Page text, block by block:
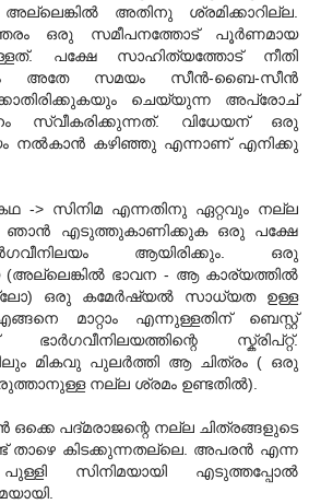
അതിനു ശ്രമിക്കാറില്ല.
ഒരു സമീപനത്തോട് പൂര്‍ണമായ
പക്ഷേ സാഹിത്യത്തോട് നീതി
അതേ സമയം സീന്‍-ബൈ-സീന്‍
ചെയ്യുന്ന അപ്രോച്
സ്വീകരിക്കുന്നത്. വിധേയന് ഒരു
നല്‍കാന്‍ കഴിഞ്ഞു എന്നാണ് എനിക്കു
-> സിനിമ എന്നതിനു ഏറ്റവും നല്ല
ഞാന്‍ എടുത്തുകാണിക്കുക ഒരു പക്ഷേ
ഭാര്‍ഗവീനിലയം ആയിരിക്കും. ഒരു
ഭാവന - ആ കാര്യത്തില്‍
ഒരു കമേര്‍ഷ്യല്‍ സാധ്യത ഉള്ള
മാറ്റാം എന്നുള്ളതിന് ബെസ്റ്റ്
സ്ക്രിപ്റ്റ്.
മികവു പുലര്‍ത്തി ആ ചിത്രം ( ഒരു
നല്ല ശ്രമം ഉണ്ടതില്‍).
പദ്മരാജന്റെ നല്ല ചിത്രങ്ങളുടെ
താഴെ കിടക്കുന്നതല്ലെ. അപരന്‍ എന്ന
സിനിമയായി എടുത്തപ്പോല്‍